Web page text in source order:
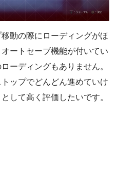
動の際にローディングがほ
ートセーブ機能が付いてい
ーディングもありません。
ップでどんどん進めていけ
して高く評価したいです。